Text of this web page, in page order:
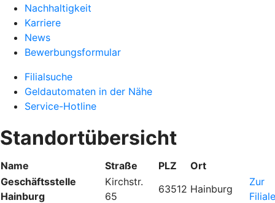
Nachhaltigkeit
Karriere
News
Bewerbungsformular
Filialsuche
Geldautomaten in der Nähe
Service-Hotline
Standortübersicht
Name Straße PLZ
Ort
Geschäftsstelle
Hainburg
Kirchstr.
65
63512 Hainburg
Zur
Filiale